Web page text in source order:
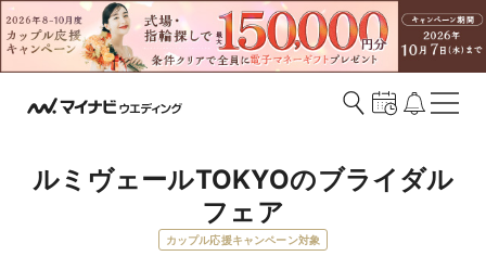
ルミヴェールTOKYOのブライダル
フェア
カップル応援キャンペーン対象